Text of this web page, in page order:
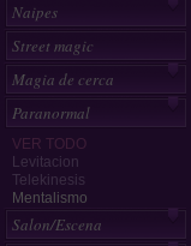
Naipes
Street magic
Magia de cerca
Paranormal
VER TODO
Levitacion
Telekinesis
Mentalismo
Salon/Escena